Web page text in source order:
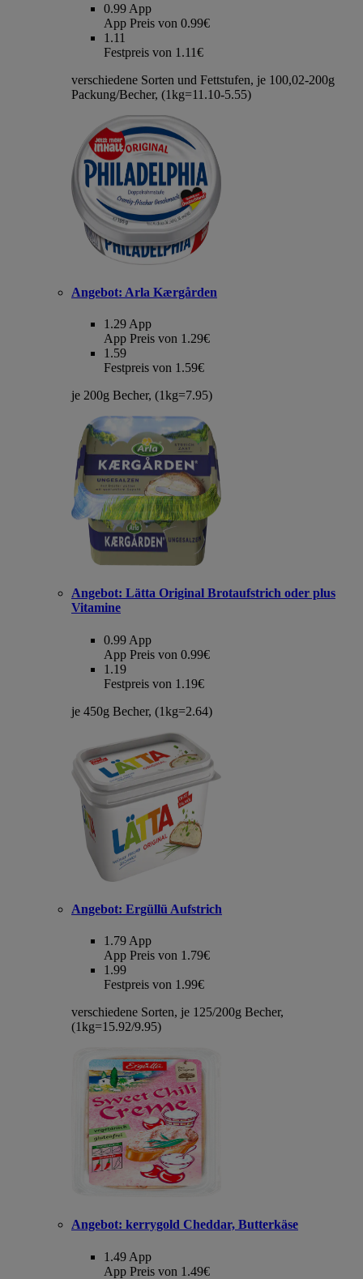
0.99 App
App Preis von 0.99€
1.11
Festpreis von 1.11€
verschiedene Sorten und Fettstufen, je 100,02-200g
Packung/Becher, (1kg=11.10-5.55)
Angebot: Arla Kærgården
1.29 App
App Preis von 1.29€
1.59
Festpreis von 1.59€
je 200g Becher, (1kg=7.95)
Angebot: Lätta Original Brotaufstrich oder plus
Vitamine
0.99 App
App Preis von 0.99€
1.19
Festpreis von 1.19€
je 450g Becher, (1kg=2.64)
Angebot: Ergüllü Aufstrich
1.79 App
App Preis von 1.79€
1.99
Festpreis von 1.99€
verschiedene Sorten, je 125/200g Becher,
(1kg=15.92/9.95)
Angebot: kerrygold Cheddar, Butterkäse
1.49 App
App Preis von 1.49€